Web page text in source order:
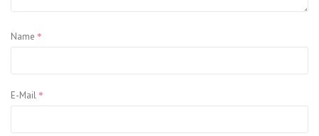
Name *
E-Mail *